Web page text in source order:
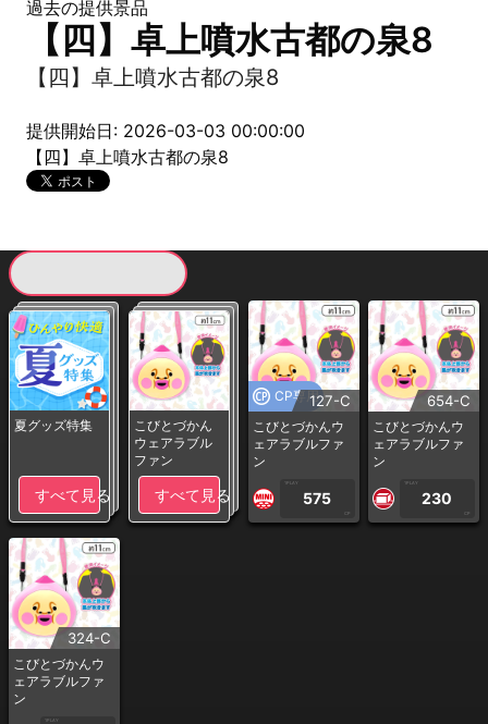
過去の提供景品
【四】卓上噴水古都の泉8
【四】卓上噴水古都の泉8
提供開始日: 2026-03-03 00:00:00
【四】卓上噴水古都の泉8
夏グッズ特集
すべて見る
こびとづかん
ウェアラブル
ファン
すべて見る
CP専用127-C
こびとづかんウ
ェアラブルファ
ン
1PLAY
575
CP
654-C
こびとづかんウ
ェアラブルファ
ン
1PLAY
230
CP
324-C
こびとづかんウ
ェアラブルファ
ン
1PLAY